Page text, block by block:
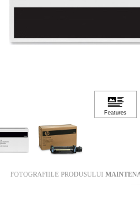
FOTOGRAFIILE PRODUSULUI